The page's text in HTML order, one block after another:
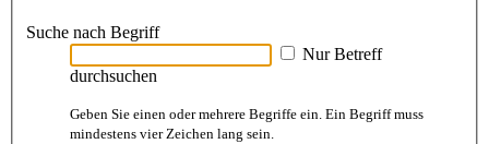
Suche nach Begriff
Nur Betreff
durchsuchen
Geben Sie einen oder mehrere Begriffe ein. Ein Begriff muss
mindestens vier Zeichen lang sein.